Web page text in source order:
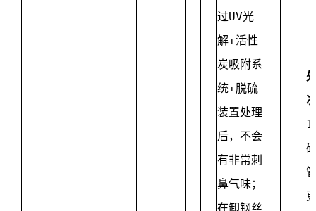
过UV光
解+活性
炭吸附系
统+脱硫
装置处理
后，不会
有非常刺
鼻气味；
在卸钢丝
1